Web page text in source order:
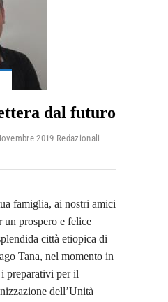
dal futuro
2019 Redazionali
famiglia, ai nostri amici
prospero e felice
città etiopica di
Tana, nel momento in
preparativi per il
dell’Unità